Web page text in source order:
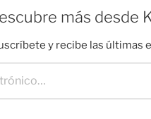
más desde
y recibe las últimas